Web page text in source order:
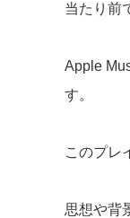
当たり前
Apple
す。
このプレ
思想や背